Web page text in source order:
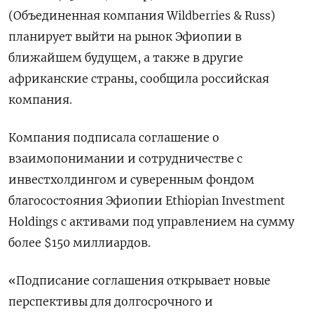
(Объединенная компания Wildberries & Russ)
планирует выйти на рынок Эфиопии в
ближайшем будущем, а также в другие
африканские страны, сообщила российская
компания.
Компания подписала соглашение о
взаимопонимании и сотрудничестве с
инвестхолдингом и суверенным фондом
благосостояния Эфиопии Ethiopian Investment
Holdings с активами под управлением на сумму
более $150 миллиардов.
«Подписание соглашения открывает новые
перспективы для долгосрочного и